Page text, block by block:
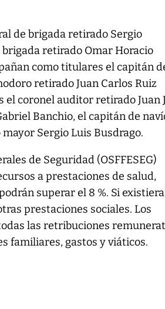
de brigada retirado Sergio
retirado Omar Horacio
como titulares el capitán
retirado Juan Carlos Ruiz
coronel auditor retirado Juan
Banchio, el capitán de
Sergio Luis Busdrago.
de Seguridad (OSFFESEG)
a prestaciones de salud,
superar el 8 %. Si existiera
prestaciones sociales. Los
las retribuciones
familiares, gastos y viáticos.